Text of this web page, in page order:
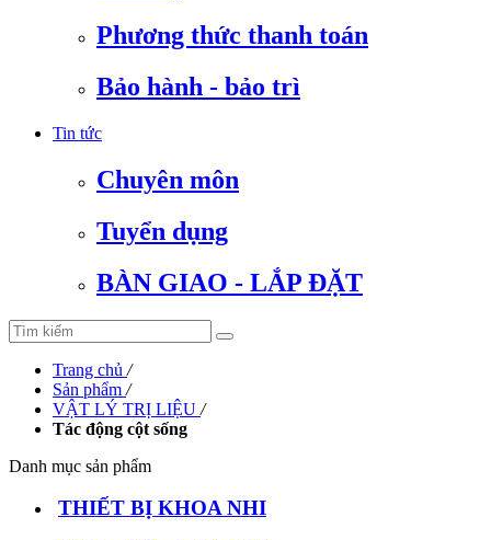
Phương thức thanh toán
Bảo hành - bảo trì
Tin tức
Chuyên môn
Tuyển dụng
BÀN GIAO - LẮP ĐẶT
Trang chủ /
Sản phẩm /
VẬT LÝ TRỊ LIỆU /
Tác động cột sống
Danh mục sản phẩm
THIẾT BỊ KHOA NHI